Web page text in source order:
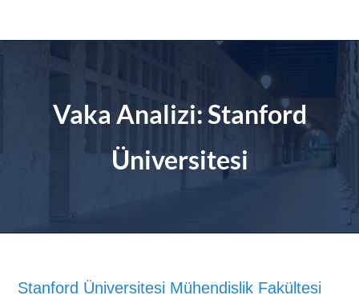
Vaka Analizi: Stanford
Üniversitesi
Stanford Üniversitesi Mühendislik Fakültesi